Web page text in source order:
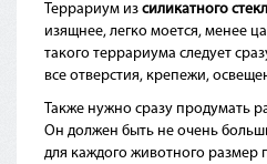
Террариум из силикатного
изящнее, легко моется, менее
такого террариума следует
все отверстия, крепежи,
Также нужно сразу продумать
Он должен быть не очень
для каждого животного размер